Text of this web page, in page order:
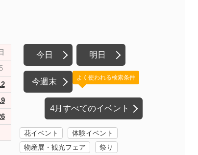
今日 明日
今週末
4月すべてのイベント
よく使われる検索条件
花イベント
体験イベント
物産展・観光フェア
祭り